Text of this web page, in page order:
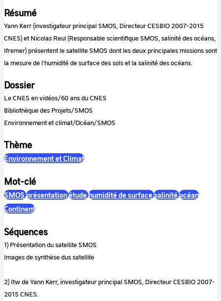
Résumé
Yann Kerr (investigateur principal SMOS, Directeur CESBIO 2007-2015
CNES) et Nicolas Reul (Responsable scientifique SMOS, salinité des océans,
Ifremer) présentent le satellite SMOS dont les deux principales missions sont
la mesure de l'humidité de surface des sols et la salinité des océans.
Dossier
Le CNES en vidéos/60 ans du CNES
Bibliothèque des Projets/SMOS
Environnement et climat/Océan/SMOS
Thème
Environnement et Climat
Mot-clé
SMOSprésentationétudehumidité de surfacesalinitéocéan
Continent
Séquences
1) Présentation du satellite SMOS
Images de synthèse dus satellite
2) Itw de Yann Kerr, investigateur principal SMOS, Directeur CESBIO 2007-
2015 CNES.